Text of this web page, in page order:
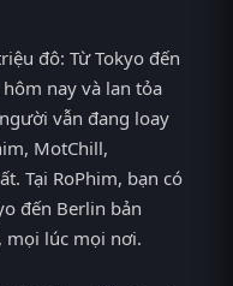
đô: Từ Tokyo đến
nay và lan tỏa
vẫn đang loay
MotChill,
Tại RoPhim, bạn có
đến Berlin bản
mọi lúc mọi nơi.